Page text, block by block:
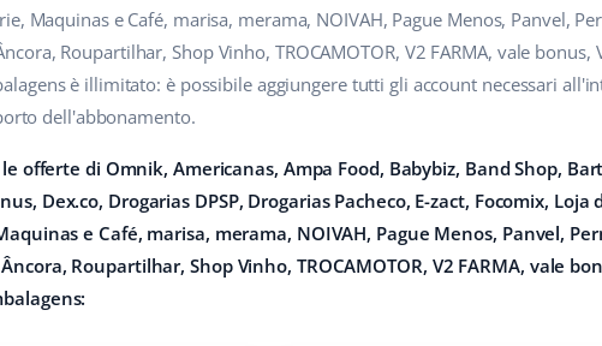
Maquinas e Café, marisa, merama, NOIVAH, Pague Menos, Panvel,
Roupartilhar, Shop Vinho, TROCAMOTOR, V2 FARMA, vale bonus,
è illimitato: è possibile aggiungere tutti gli account necessari
dell'abbonamento.
offerte di Omnik, Americanas, Ampa Food, Babybiz, Band Shop,
Dex.co, Drogarias DPSP, Drogarias Pacheco, E-zact, Focomix, Loja
e Café, marisa, merama, NOIVAH, Pague Menos, Panvel,
Roupartilhar, Shop Vinho, TROCAMOTOR, V2 FARMA, vale